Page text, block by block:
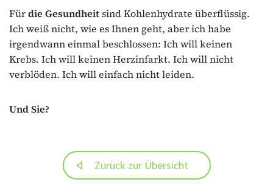
Fürdie Gesundheitsind Kohlenhydrate überflüssig.
Ich weiß nicht, wie es Ihnen geht, aber ich habe
irgendwann einmal beschlossen: Ich will keinen
Krebs. Ich will keinen Herzinfarkt. Ich will nicht
verblöden. Ich will einfach nicht leiden.
Und Sie?
Zurück zur Übersicht